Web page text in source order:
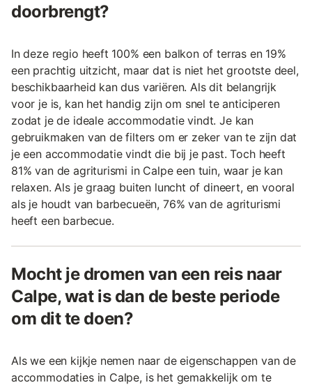
doorbrengt?
In deze regio heeft 100% een balkon of terras en 19%
een prachtig uitzicht, maar dat is niet het grootste deel,
beschikbaarheid kan dus variëren. Als dit belangrijk
voor je is, kan het handig zijn om snel te anticiperen
zodat je de ideale accommodatie vindt. Je kan
gebruikmaken van de filters om er zeker van te zijn dat
je een accommodatie vindt die bij je past. Toch heeft
81% van de agriturismi in Calpe een tuin, waar je kan
relaxen. Als je graag buiten luncht of dineert, en vooral
als je houdt van barbecueën, 76% van de agriturismi
heeft een barbecue.
Mocht je dromen van een reis naar
Calpe, wat is dan de beste periode
om dit te doen?
Als we een kijkje nemen naar de eigenschappen van de
accommodaties in Calpe, is het gemakkelijk om te